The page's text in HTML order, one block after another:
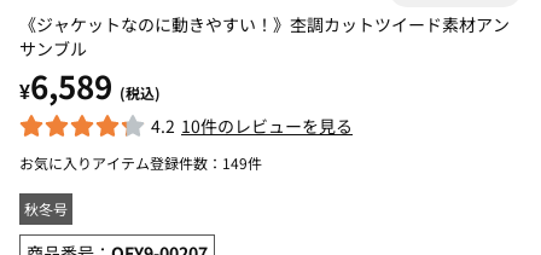
《ジャケットなのに動きやすい！》杢調カットツイード素材アン
サンブル
¥6,589 (税込)
4.2 10件のレビューを見る
お気に入りアイテム登録件数： 149件
秋冬号